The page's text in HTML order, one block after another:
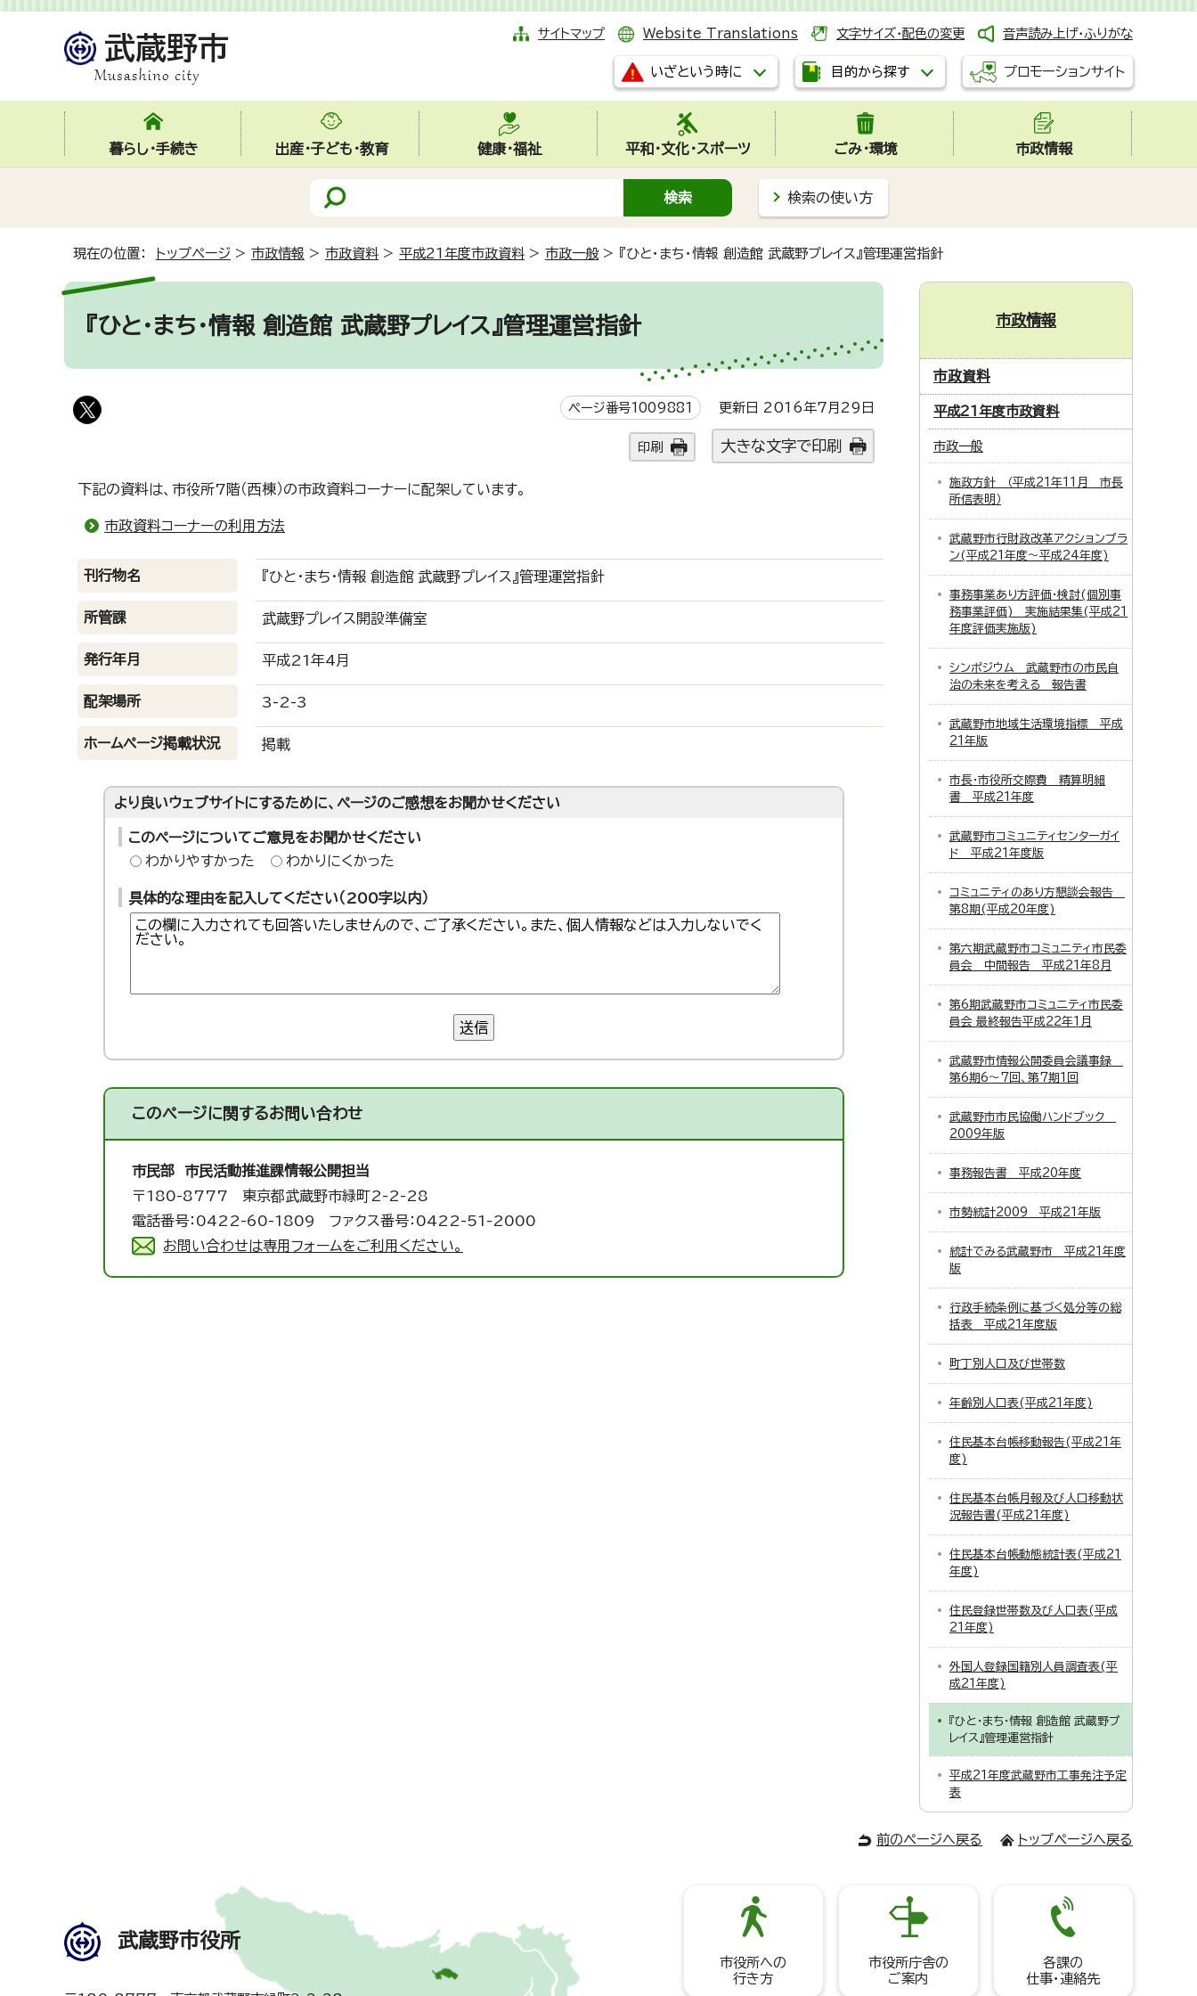
サイトマップ Website Translations 文字サイズ・配色の変更 音声読み上げ・ふりがな
いざという時に 目的から探す プロモーションサイト
暮らし・手続き 出産・子ども・教育 健康・福祉 平和・文化・スポーツ ごみ・環境 市政情報
検索の使い方
現在の位置： トップページ > 市政情報 > 市政資料 > 平成21年度市政資料 > 市政一般> 『ひと・まち・情報 創造館 武蔵野プレイス』管理運営指針
『ひと・まち・情報 創造館 武蔵野プレイス』管理運営指針
ページ番号1009881 更新日 2016年7月29日
印刷 大きな文字で印刷
下記の資料は、市役所7階（西棟）の市政資料コーナーに配架しています。
市政資料コーナーの利用方法
刊行物名 『ひと・まち・情報 創造館 武蔵野プレイス』管理運営指針
所管課 武蔵野プレイス開設準備室
発行年月 平成21年4月
配架場所 3-2-3
ホームページ掲載状況 掲載
より良いウェブサイトにするために、ページのご感想をお聞かせください
このページについてご意見をお聞かせください
わかりやすかった
わかりにくかった
具体的な理由を記入してください（200字以内）
送信
このページに関するお問い合わせ
市民部 市民活動推進課情報公開担当
〒180-8777 東京都武蔵野市緑町2-2-28
電話番号：0422-60-1809 ファクス番号：0422-51-2000
お問い合わせは専用フォームをご利用ください。
市政情報
市政資料
平成21年度市政資料
市政一般
施政方針 （平成21年11月 市長
所信表明）
武蔵野市行財政改革アクションプラ
ン(平成21年度～平成24年度)
事務事業あり方評価・検討(個別事
務事業評価) 実施結果集(平成21
年度評価実施版)
シンポジウム 武蔵野市の市民自
治の未来を考える 報告書
武蔵野市地域生活環境指標 平成
21年版
市長・市役所交際費 精算明細
書 平成21年度
武蔵野市コミュニティセンターガイ
ド 平成21年度版
コミュニティのあり方懇談会報告
第8期(平成20年度)
第六期武蔵野市コミュニティ市民委
員会 中間報告 平成21年8月
第6期武蔵野市コミュニティ市民委
員会 最終報告平成22年1月
武蔵野市情報公開委員会議事録
第6期6～7回、第7期1回
武蔵野市市民協働ハンドブック
2009年版
事務報告書 平成20年度
市勢統計2009 平成21年版
統計でみる武蔵野市 平成21年度
版
行政手続条例に基づく処分等の総
括表 平成21年度版
町丁別人口及び世帯数
年齢別人口表(平成21年度)
住民基本台帳移動報告(平成21年
度)
住民基本台帳月報及び人口移動状
況報告書(平成21年度)
住民基本台帳動態統計表(平成21
年度)
住民登録世帯数及び人口表(平成
21年度)
外国人登録国籍別人員調査表(平
成21年度)
『ひと・まち・情報 創造館 武蔵野プ
レイス』管理運営指針
平成21年度武蔵野市工事発注予定
表
前のページへ戻る トップページへ戻る
武蔵野市役所
市役所への
行き方
市役所庁舎の
ご案内
各課の
仕事・連絡先